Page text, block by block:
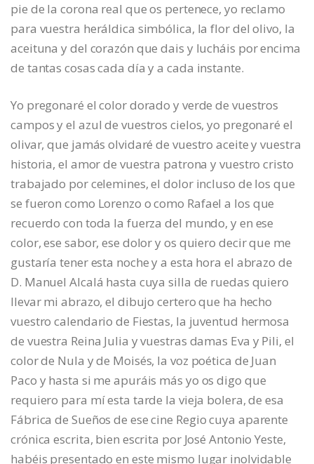
pie de la corona real que os pertenece, yo reclamo
para vuestra heráldica simbólica, la flor del olivo, la
aceituna y del corazón que dais y lucháis por encima
de tantas cosas cada día y a cada instante.
Yo pregonaré el color dorado y verde de vuestros
campos y el azul de vuestros cielos, yo pregonaré el
olivar, que jamás olvidaré de vuestro aceite y vuestra
historia, el amor de vuestra patrona y vuestro cristo
trabajado por celemines, el dolor incluso de los que
se fueron como Lorenzo o como Rafael a los que
recuerdo con toda la fuerza del mundo, y en ese
color, ese sabor, ese dolor y os quiero decir que me
gustaría tener esta noche y a esta hora el abrazo de
D. Manuel Alcalá hasta cuya silla de ruedas quiero
llevar mi abrazo, el dibujo certero que ha hecho
vuestro calendario de Fiestas, la juventud hermosa
de vuestra Reina Julia y vuestras damas Eva y Pili, el
color de Nula y de Moisés, la voz poética de Juan
Paco y hasta si me apuráis más yo os digo que
requiero para mí esta tarde la vieja bolera, de esa
Fábrica de Sueños de ese cine Regio cuya aparente
crónica escrita, bien escrita por José Antonio Yeste,
habéis presentado en este mismo lugar inolvidable